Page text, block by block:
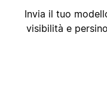
Invia il tuo
visibilità e